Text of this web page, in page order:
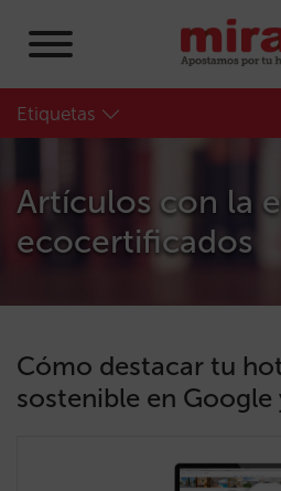
Etiquetas
Artículos con la
ecocertificados
Cómo destacar tu
sostenible en